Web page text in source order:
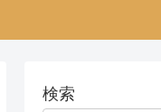
検索